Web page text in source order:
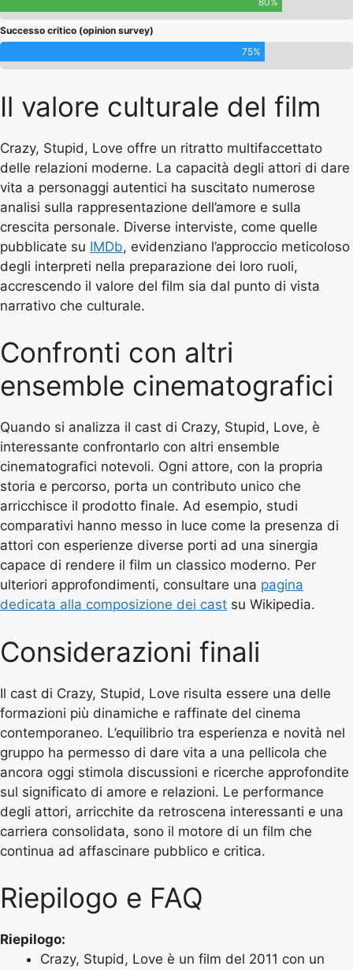
Successo critico (opinion survey)
75%
Il valore culturale del film
Crazy, Stupid, Love offre un ritratto multifaccettato
delle relazioni moderne. La capacità degli attori di dare
vita a personaggi autentici ha suscitato numerose
analisi sulla rappresentazione dell’amore e sulla
crescita personale. Diverse interviste, come quelle
pubblicate su IMDb, evidenziano l’approccio meticoloso
degli interpreti nella preparazione dei loro ruoli,
accrescendo il valore del film sia dal punto di vista
narrativo che culturale.
Confronti con altri
ensemble cinematografici
Quando si analizza il cast di Crazy, Stupid, Love, è
interessante confrontarlo con altri ensemble
cinematografici notevoli. Ogni attore, con la propria
storia e percorso, porta un contributo unico che
arricchisce il prodotto finale. Ad esempio, studi
comparativi hanno messo in luce come la presenza di
attori con esperienze diverse porti ad una sinergia
capace di rendere il film un classico moderno. Per
ulteriori approfondimenti, consultare una pagina
dedicata alla composizione dei cast su Wikipedia.
Considerazioni finali
Il cast di Crazy, Stupid, Love risulta essere una delle
formazioni più dinamiche e raffinate del cinema
contemporaneo. L’equilibrio tra esperienza e novità nel
gruppo ha permesso di dare vita a una pellicola che
ancora oggi stimola discussioni e ricerche approfondite
sul significato di amore e relazioni. Le performance
degli attori, arricchite da retroscena interessanti e una
carriera consolidata, sono il motore di un film che
continua ad affascinare pubblico e critica.
Riepilogo e FAQ
Riepilogo:
Crazy, Stupid, Love è un film del 2011 con un